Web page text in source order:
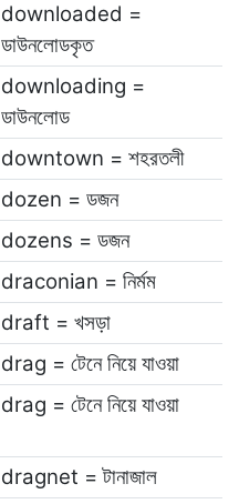
downloaded =
ডাউনলোডকৃত
downloading =
ডাউনলোড
downtown = শহরতলী
dozen = ডজন
dozens = ডজন
draconian = নির্মম
draft = খসড়া
drag = টেনে নিয়ে যাওয়া
drag = টেনে নিয়ে যাওয়া
dragnet = টানাজাল